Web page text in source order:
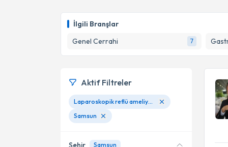
İlgili Branşlar
Genel Cerrahi
7
Aktif Filtreler
Laparoskopik reflü ameliyatı
Samsun
Şehir Samsun